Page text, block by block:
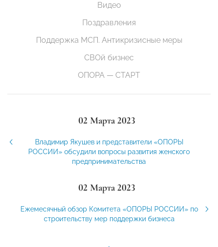
Видео
Поздравления
Поддержка МСП. Антикризисные меры
СВОй бизнес
ОПОРА — СТАРТ
02 Марта 2023
Владимир Якушев и представители «ОПОРЫ
РОССИИ» обсудили вопросы развития женского
предпринимательства
02 Марта 2023
Ежемесячный обзор Комитета «ОПОРЫ РОССИИ» по
строительству мер поддержки бизнеса